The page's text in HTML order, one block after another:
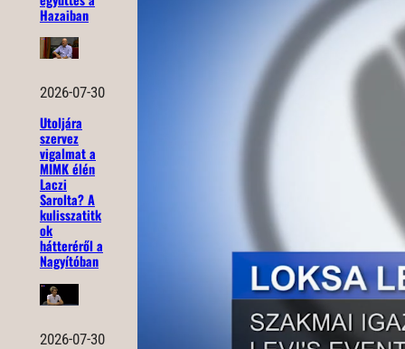
Hazaiban
2026-07-30
Utoljára
szervez
vigalmat a
MIMK élén
Laczi
Sarolta? A
kulisszatitk
ok
hátteréről a
Nagyítóban
2026-07-30